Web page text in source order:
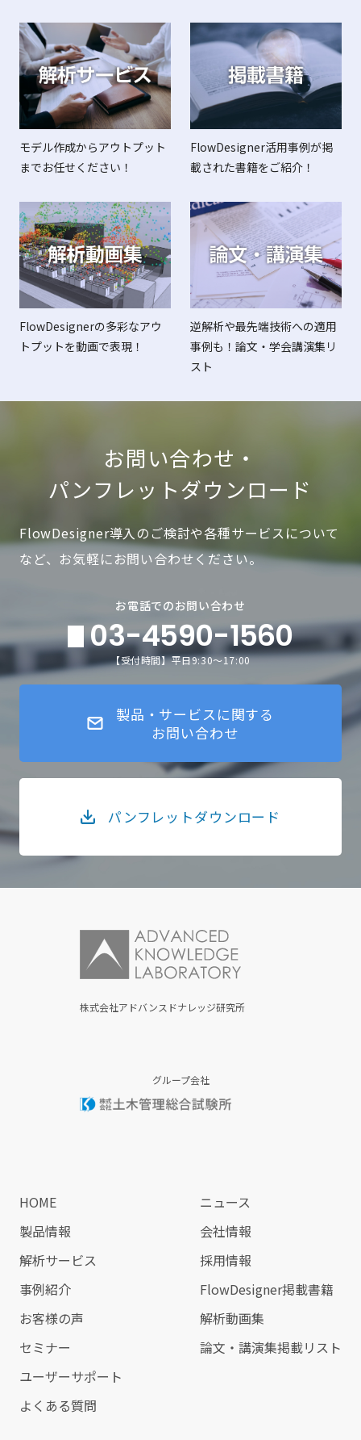
モデル作成からアウトプット
までお任せください！
FlowDesigner活用事例が掲
載された書籍をご紹介！
FlowDesignerの多彩なアウ
トプットを動画で表現！
逆解析や最先端技術への適用
事例も！論文・学会講演集リ
スト
お問い合わせ・
パンフレットダウンロード
FlowDesigner導入のご検討や各種サービスについて
など、お気軽にお問い合わせください。
お電話でのお問い合わせ
03-4590-1560
【受付時間】平日9:30～17:00
製品・サービスに関する
お問い合わせ
パンフレットダウンロード
株式会社アドバンスドナレッジ研究所
グループ会社
HOME
製品情報
解析サービス
事例紹介
お客様の声
セミナー
ユーザーサポート
よくある質問
ニュース
会社情報
採用情報
FlowDesigner掲載書籍
解析動画集
論文・講演集掲載リスト